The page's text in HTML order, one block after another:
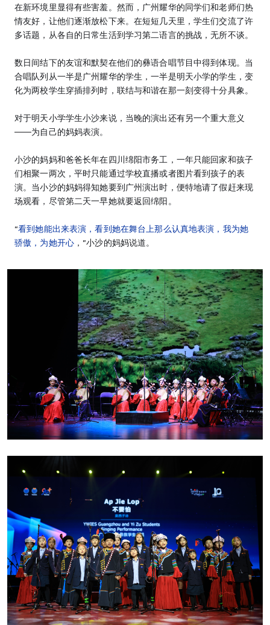
在新环境里显得有些害羞。然而，广州耀华的同学们和老师们热
情友好，让他们逐渐放松下来。在短短几天里，学生们交流了许
多话题，从各自的日常生活到学习第二语言的挑战，无所不谈。
数日间结下的友谊和默契在他们的彝语合唱节目中得到体现。当
合唱队列从一半是广州耀华的学生，一半是明天小学的学生，变
化为两校学生穿插排列时，联结与和谐在那一刻变得十分具象。
对于明天小学学生小沙来说，当晚的演出还有另一个重大意义
——为自己的妈妈表演。
小沙的妈妈和爸爸长年在四川绵阳市务工，一年只能回家和孩子
们相聚一两次，平时只能通过学校直播或者图片看到孩子的表
演。当小沙的妈妈得知她要到广州演出时，便特地请了假赶来现
场观看，尽管第二天一早她就要返回绵阳。
“看到她能出来表演，看到她在舞台上那么认真地表演，我为她
骄傲，为她开心，”小沙的妈妈说道。